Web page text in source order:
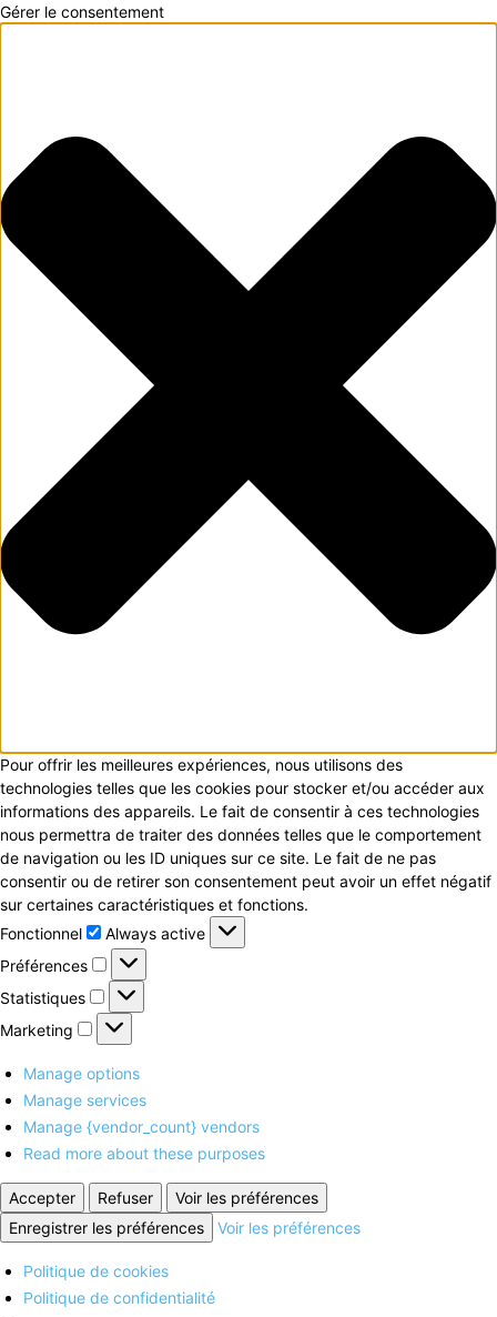
Gérer le consentement
Pour offrir les meilleures expériences, nous utilisons des
technologies telles que les cookies pour stocker et/ou accéder aux
informations des appareils. Le fait de consentir à ces technologies
nous permettra de traiter des données telles que le comportement
de navigation ou les ID uniques sur ce site. Le fait de ne pas
consentir ou de retirer son consentement peut avoir un effet négatif
sur certaines caractéristiques et fonctions.
Fonctionnel
Fonctionnel
Always active
Préférences
Préférences
Statistiques
Statistiques
Marketing
Marketing
Manage options
Manage services
Manage {vendor_count} vendors
Read more about these purposes
Accepter Refuser
Voir les préférences
Enregistrer les préférences
Voir les préférences
Politique de cookies
Politique de confidentialité